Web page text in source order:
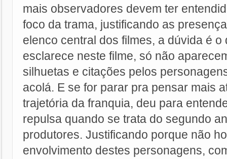
mais observadores devem ter
foco da trama, justificando as
elenco central dos filmes, a dúvida é o
esclarece neste filme, só não
silhuetas e citações pelos
acolá. E se for parar pra pensar mais
trajetória da franquia, deu para
repulsa quando se trata do segundo
produtores. Justificando porque não
envolvimento destes personagens,